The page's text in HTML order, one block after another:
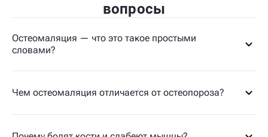
вопросы
Остеомаляция — что это такое простыми
словами?
Чем остеомаляция отличается от остеопороза?